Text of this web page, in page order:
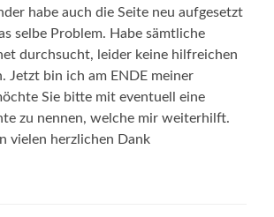
habe auch die Seite neu aufgesetzt
selbe Problem. Habe sämtliche
durchsucht, leider keine hilfreichen
Jetzt bin ich am ENDE meiner
Sie bitte mit eventuell eine
zu nennen, welche mir weiterhilft.
vielen herzlichen Dank